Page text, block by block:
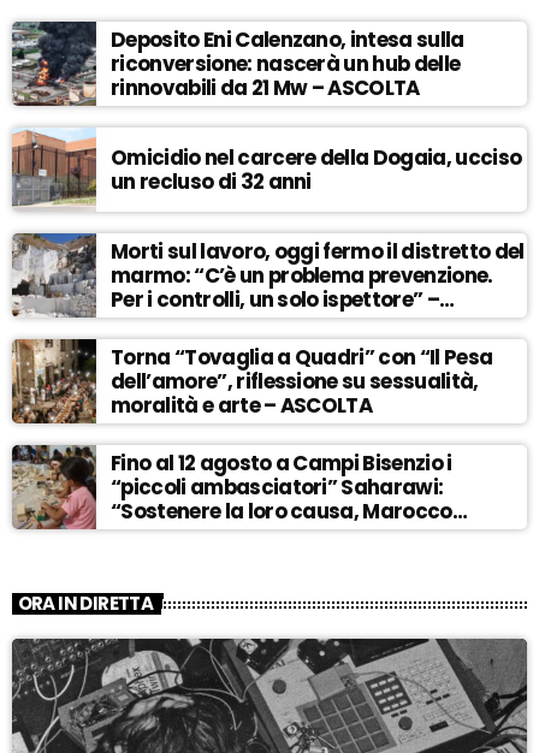
Deposito Eni Calenzano, intesa sulla
riconversione: nascerà un hub delle
rinnovabili da 21 Mw – ASCOLTA
Omicidio nel carcere della Dogaia, ucciso
un recluso di 32 anni
Morti sul lavoro, oggi fermo il distretto del
marmo: “C’è un problema prevenzione.
Per i controlli, un solo ispettore” –
ASCOLTA
Torna “Tovaglia a Quadri” con “Il Pesa
dell’amore”, riflessione su sessualità,
moralità e arte – ASCOLTA
Fino al 12 agosto a Campi Bisenzio i
“piccoli ambasciatori” Saharawi:
“Sostenere la loro causa, Marocco
sempre più invadente” – ASCOLTA
ORA IN DIRETTA